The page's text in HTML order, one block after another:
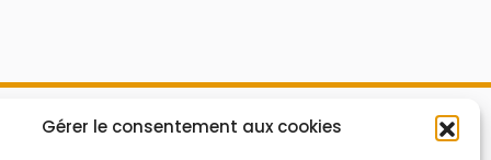
Gérer le consentement aux cookies
Mes Bons Bonnes affaires